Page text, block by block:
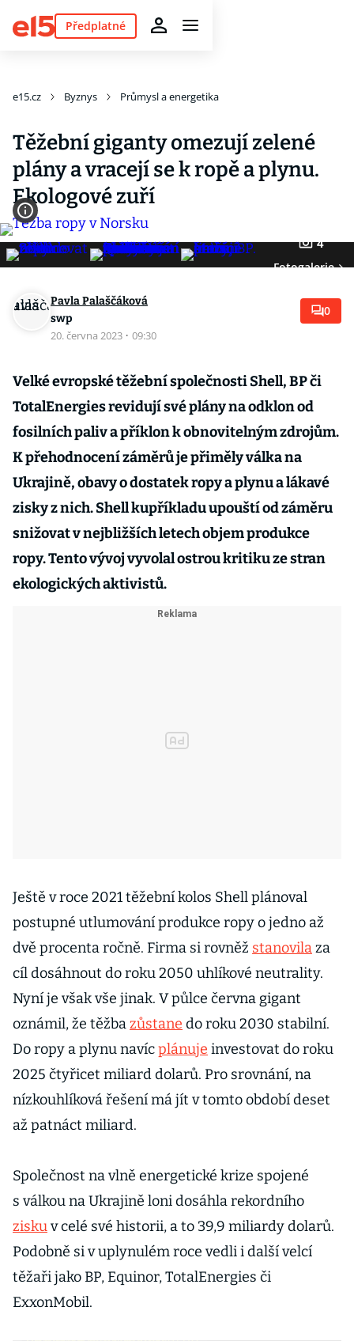
Předplatné
e15.cz Byznys Průmysl a energetika
Těžební giganty omezují zelené
plány a vracejí se k ropě a plynu.
Ekologové zuří
4
Fotogalerie
Pavla Palaščáková
swp
20. června 2023 · 09:30
0
Velké evropské těžební společnosti Shell, BP či
TotalEnergies revidují své plány na odklon od
fosilních paliv a příklon k obnovitelným zdrojům.
K přehodnocení záměrů je přiměly válka na
Ukrajině, obavy o dostatek ropy a plynu a lákavé
zisky z nich. Shell kupříkladu upouští od záměru
snižovat v nejbližších letech objem produkce
ropy. Tento vývoj vyvolal ostrou kritiku ze stran
ekologických aktivistů.
Ještě v roce 2021 těžební kolos Shell plánoval
postupné utlumování produkce ropy o jedno až
dvě procenta ročně. Firma si rovněž stanovilaza
cíl dosáhnout do roku 2050 uhlíkové neutrality.
Nyní je však vše jinak. V půlce června gigant
oznámil, že těžbazůstane do roku 2030 stabilní.
Do ropy a plynu navícplánuje investovat do roku
2025 čtyřicet miliard dolarů. Pro srovnání, na
nízkouhlíková řešení má jít v tomto období deset
až patnáct miliard.
Společnost na vlně energetické krize spojené
s válkou na Ukrajině loni dosáhla rekordního
ziskuv celé své historii, a to 39,9 miliardy dolarů.
Podobně si v uplynulém roce vedli i další velcí
těžaři jako BP, Equinor, TotalEnergies či
ExxonMobil.